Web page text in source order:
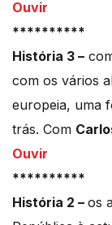
Ouvir
**********
História 3 –
com os vários
europeia, uma
trás. Com
Ouvir
**********
História 2 – os